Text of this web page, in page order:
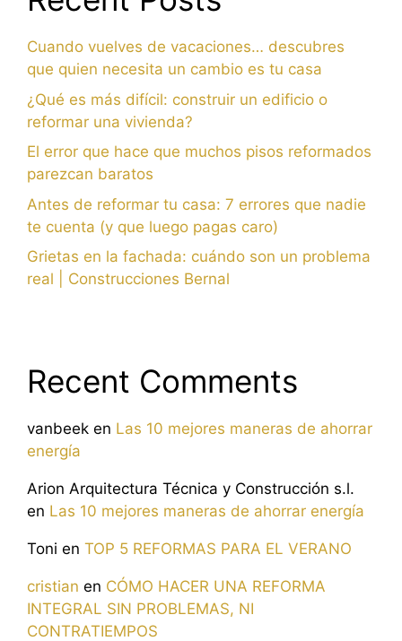
Cuando vuelves de vacaciones… descubres
que quien necesita un cambio es tu casa
¿Qué es más difícil: construir un edificio o
reformar una vivienda?
El error que hace que muchos pisos reformados
parezcan baratos
Antes de reformar tu casa: 7 errores que nadie
te cuenta (y que luego pagas caro)
Grietas en la fachada: cuándo son un problema
real | Construcciones Bernal
Recent Comments
vanbeek en Las 10 mejores maneras de ahorrar
energía
Arion Arquitectura Técnica y Construcción s.l.
en Las 10 mejores maneras de ahorrar energía
Toni en TOP 5 REFORMAS PARA EL VERANO
cristian en CÓMO HACER UNA REFORMA
INTEGRAL SIN PROBLEMAS, NI
CONTRATIEMPOS